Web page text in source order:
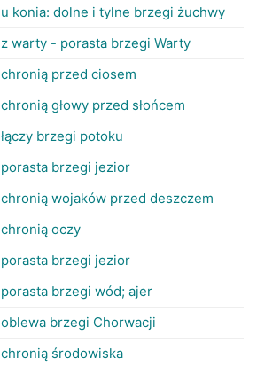
u konia: dolne i tylne brzegi żuchwy
z warty - porasta brzegi Warty
chronią przed ciosem
chronią głowy przed słońcem
łączy brzegi potoku
porasta brzegi jezior
chronią wojaków przed deszczem
chronią oczy
porasta brzegi jezior
porasta brzegi wód; ajer
oblewa brzegi Chorwacji
chronią środowiska